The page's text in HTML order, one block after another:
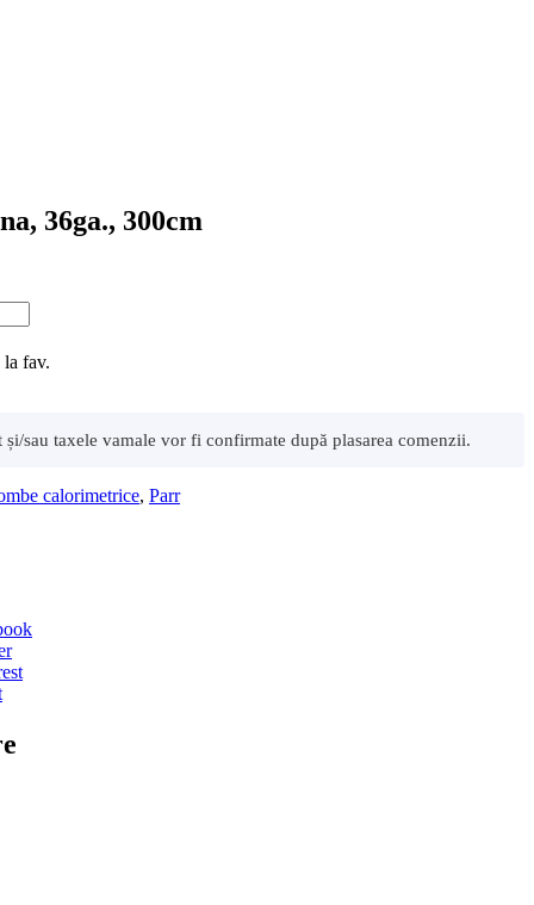
36ga., 300cm
fav.
și/sau taxele vamale vor fi confirmate după plasarea comenzii.
calorimetrice, Parr